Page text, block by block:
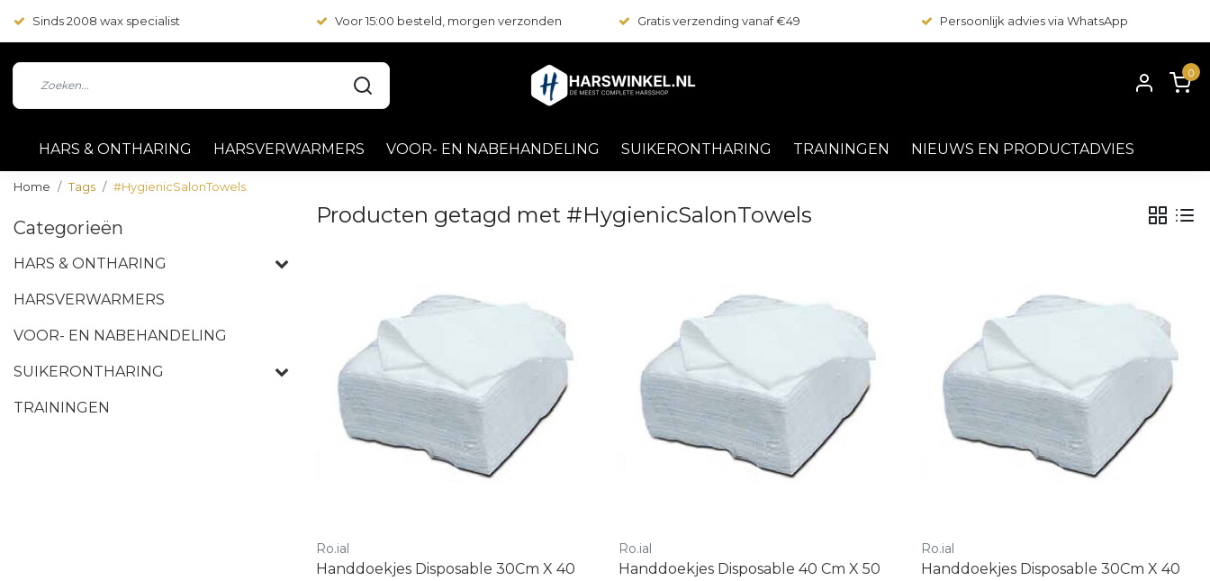
Sinds 2008 wax specialist Voor 15:00 besteld, morgen verzonden Gratis verzending vanaf €49 Persoonlijk advies via WhatsApp
0
HARS & ONTHARING HARSVERWARMERS VOOR- EN NABEHANDELING SUIKERONTHARING TRAININGEN NIEUWS EN PRODUCTADVIES
Home Tags #HygienicSalonTowels
Categorieën
HARS & ONTHARING
HARSVERWARMERS
VOOR- EN NABEHANDELING
SUIKERONTHARING
TRAININGEN
Producten getagd met #HygienicSalonTowels
Ro.ial
Handdoekjes Disposable 30Cm X 40
Ro.ial
Handdoekjes Disposable 40 Cm X 50
Ro.ial
Handdoekjes Disposable 30Cm X 40